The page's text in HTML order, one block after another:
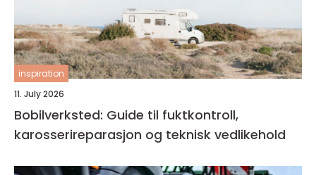
inspiration
11. July 2026
Bobilverksted: Guide til fuktkontroll,
karosserireparasjon og teknisk vedlikehold